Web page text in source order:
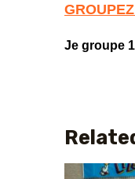
Je groupe